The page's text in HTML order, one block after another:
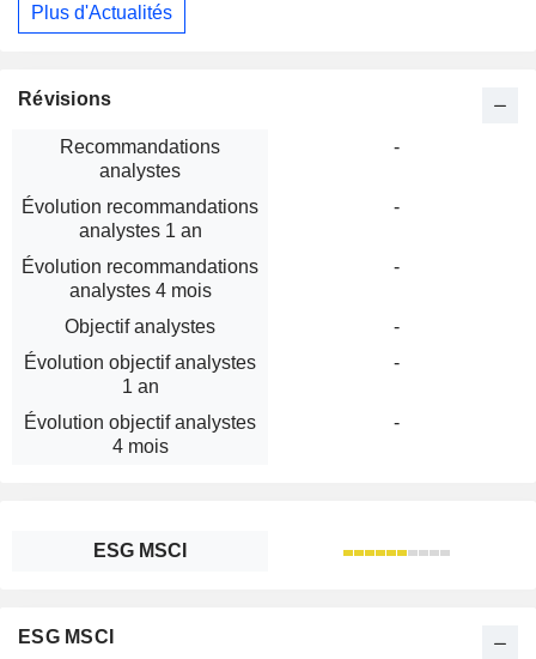
Plus d'Actualités
Révisions
Recommandations
analystes
-
Évolution recommandations
analystes 1 an
-
Évolution recommandations
analystes 4 mois
-
Objectif analystes
-
Évolution objectif analystes
1 an
-
Évolution objectif analystes
4 mois
-
ESG MSCI
ESG MSCI